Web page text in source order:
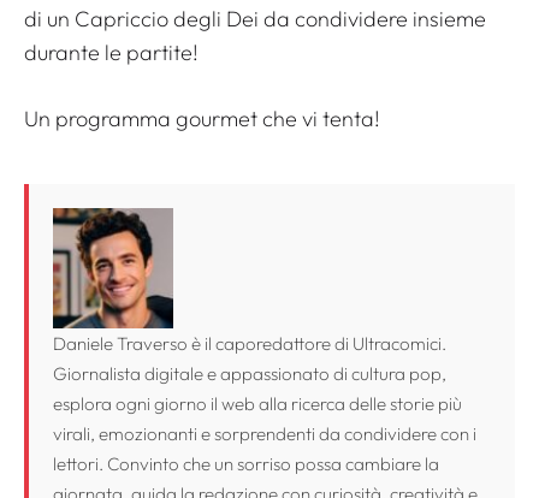
di un Capriccio degli Dei da condividere insieme
durante le partite!
Un programma gourmet che vi tenta!
Daniele Traverso è il caporedattore di Ultracomici.
Giornalista digitale e appassionato di cultura pop,
esplora ogni giorno il web alla ricerca delle storie più
virali, emozionanti e sorprendenti da condividere con i
lettori. Convinto che un sorriso possa cambiare la
giornata, guida la redazione con curiosità, creatività e